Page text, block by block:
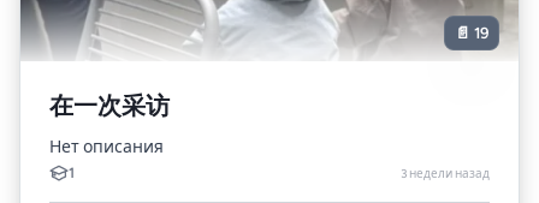
📄 19
在一次采访
Нет описания
1 3 недели назад